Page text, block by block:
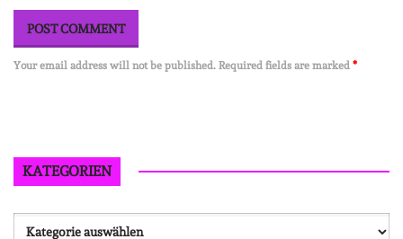
Your email address will not be published. Required fields are marked *
KATEGORIEN
Kategorien